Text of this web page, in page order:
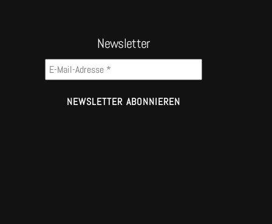
Newsletter